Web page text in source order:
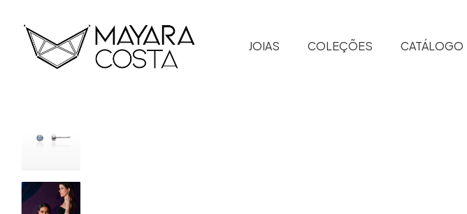
JOIAS COLEÇÕES CATÁLOGO